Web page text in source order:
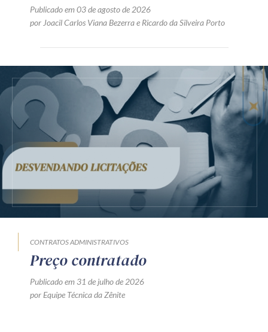
Publicado em 03 de agosto de 2026
por Joacil Carlos Viana Bezerrae Ricardo da Silveira Porto
CONTRATOS ADMINISTRATIVOS
Preço contratado
Publicado em 31 de julho de 2026
por Equipe Técnica da Zênite